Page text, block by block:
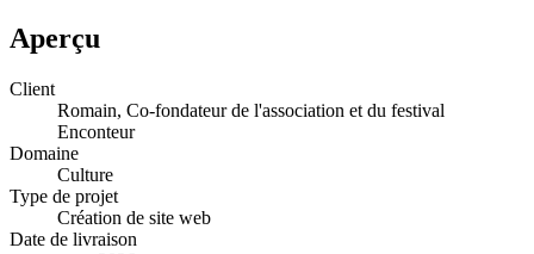
Aperçu
Client
Romain, Co-fondateur de l'association et du festival
Enconteur
Domaine
Culture
Type de projet
Création de site web
Date de livraison